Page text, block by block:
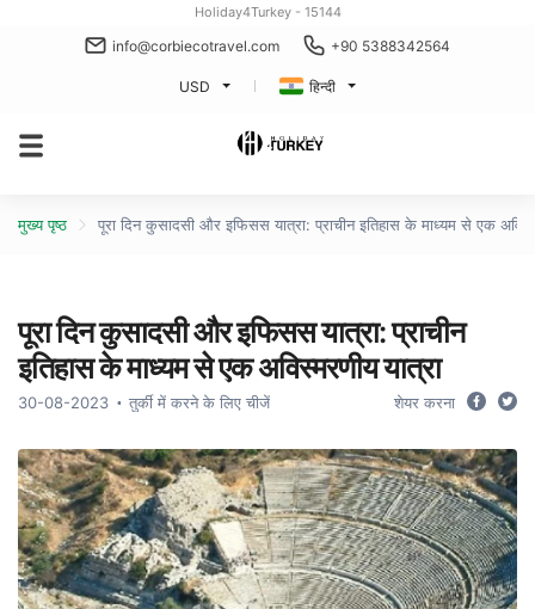
Holiday4Turkey - 15144
info@corbiecotravel.com +90 5388342564
USD हिन्दी
मुख्य पृष्ठ पूरा दिन कुसादसी और इफिसस यात्रा: प्राचीन इतिहास के माध्यम से एक
पूरा दिन कुसादसी और इफिसस यात्रा: प्राचीन
इतिहास के माध्यम से एक अविस्मरणीय यात्रा
30-08-2023 तुर्की में करने के लिए चीजें शेयर करना